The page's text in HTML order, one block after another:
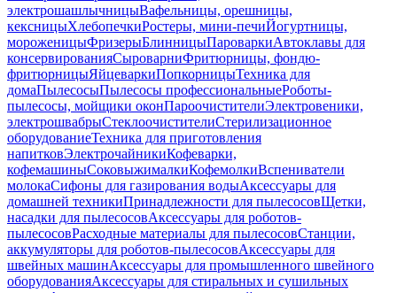
электрошашлычницыВафельницы, орешницы,
кексницыХлебопечкиРостеры, мини-печиЙогуртницы,
мороженицыФризерыБлинницыПароваркиАвтоклавы для
консервированияСыроварниФритюрницы, фондю-
фритюрницыЯйцеваркиПопкорницыТехника для
домаПылесосыПылесосы профессиональныеРоботы-
пылесосы, мойщики оконПароочистителиЭлектровеники,
электрошвабрыСтеклоочистителиСтерилизационное
оборудованиеТехника для приготовления
напитковЭлектрочайникиКофеварки,
кофемашиныСоковыжималкиКофемолкиВспениватели
молокаСифоны для газирования водыАксессуары для
домашней техникиПринадлежности для пылесосовЩетки,
насадки для пылесосовАксессуары для роботов-
пылесосовРасходные материалы для пылесосовСтанции,
аккумуляторы для роботов-пылесосовАксессуары для
швейных машинАксессуары для промышленного швейного
оборудованияАксессуары для стиральных и сушильных